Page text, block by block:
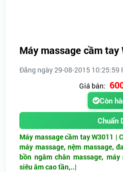
Máy massage cầm tay
Đăng ngày 29-08-2015 10:25:59
Giá bán:
Còn
Chuẩn
Máy massage cầm tay W3011 |
máy massage, nệm massage,
bồn ngâm chân massage,
siêu âm cao tần,..|